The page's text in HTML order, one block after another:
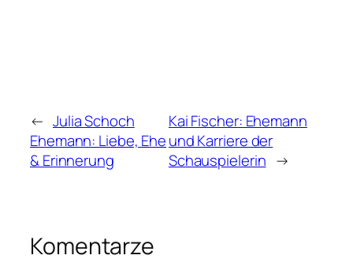
← Julia Schoch
Ehemann: Liebe, Ehe
& Erinnerung
Kai Fischer: Ehemann
und Karriere der
Schauspielerin →
Komentarze